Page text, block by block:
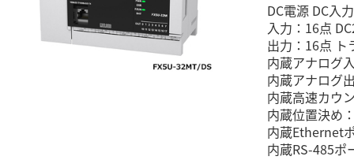
DC電源 DC入
入力：16点
出力：16点 ト
内蔵アナログ
内蔵アナログ
内蔵高速カウ
内蔵位置決め
内蔵Ethernet
内蔵RS-485ポ